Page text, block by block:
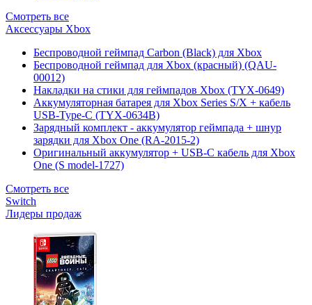
Смотреть все
Аксессуары Xbox
Беспроводной геймпад Carbon (Black) для Xbox
Беспроводной геймпад для Xbox (красный) (QAU-
00012)
Накладки на стики для геймпадов Xbox (TYX-0649)
Аккумуляторная батарея для Xbox Series S/X + кабель
USB-Type-C (TYX-0634B)
Зарядный комплект - аккумулятор геймпада + шнур
зарядки для Xbox One (RA-2015-2)
Оригинальный аккумулятор + USB-C кабель для Xbox
One (S model-1727)
Смотреть все
Switch
Лидеры продаж